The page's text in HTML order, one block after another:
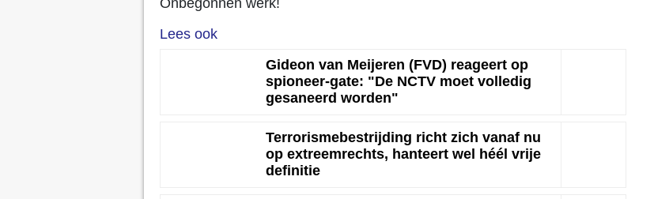
Onbegonnen werk!
Lees ook
Gideon van Meijeren (FVD) reageert op
spioneer-gate: "De NCTV moet volledig
gesaneerd worden"
Terrorismebestrijding richt zich vanaf nu
op extreemrechts, hanteert wel héél vrije
definitie